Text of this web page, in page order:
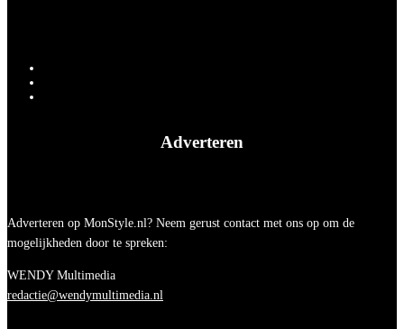
Adverteren
Adverteren op MonStyle.nl? Neem gerust contact met ons op om de
mogelijkheden door te spreken:
WENDY Multimedia
redactie@wendymultimedia.nl